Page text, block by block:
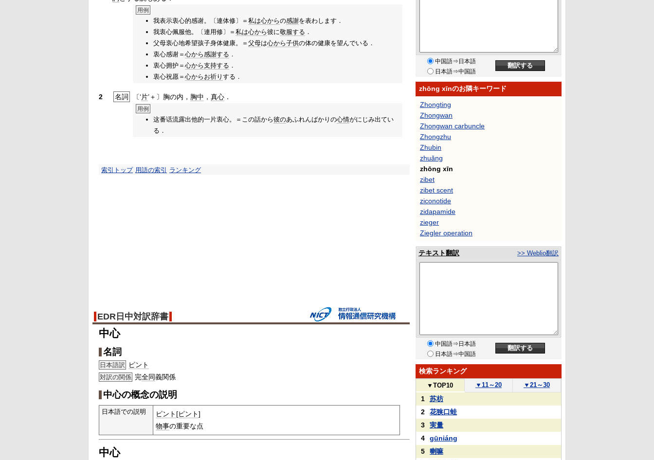
用例
我表示衷心的感谢。〔連体修〕＝ 私は心からの感謝を表わします．
我衷心佩服他。〔連用修〕＝ 私は心から彼に敬服する ．
父母衷心地希望孩子身体健康。＝ 父母は心から子供の体の健康を望んでいる．
衷心感谢＝ 心から感謝する ．
衷心拥护＝ 心から支持する ．
衷心祝愿＝ 心から お祈り する．
2 名詞 〔‘片’＋〕胸の内， 胸中 ， 真心 ．
用例
这番话流露出他的一片衷心。＝この話から彼のあふれんばかりの心情がにじみ出てい
る．
索引トップ 用語の索引 ランキング
EDR日中対訳辞書
中心
名詞
日本語訳 ピント
対訳の関係 完全同義関係
中心の概念の説明
日本語での説明 ピント [ピント]
物事の重要な点
中心
中国語⇒日本語
日本語⇒中国語
zhōng xīnのお隣キーワード
Zhongting
Zhongwan
Zhongwan carbuncle
Zhongzhu
Zhubin
zhuǎng
zhōng xīn
zibet
zibet scent
ziconotide
zidapamide
zieger
Ziegler operation
テキスト翻訳 >> Weblio翻訳
中国語⇒日本語
日本語⇒中国語
検索ランキング
▼ TOP10 ▼ 11～20 ▼ 21～30
1
苏枋
2
花狭口蛙
3
実量
4
gūniáng
5
喇嘛